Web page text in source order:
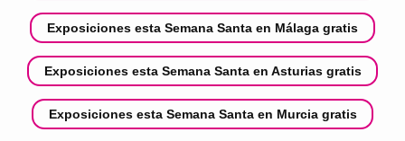
Exposiciones esta Semana Santa en Málaga gratis
Exposiciones esta Semana Santa en Asturias gratis
Exposiciones esta Semana Santa en Murcia gratis